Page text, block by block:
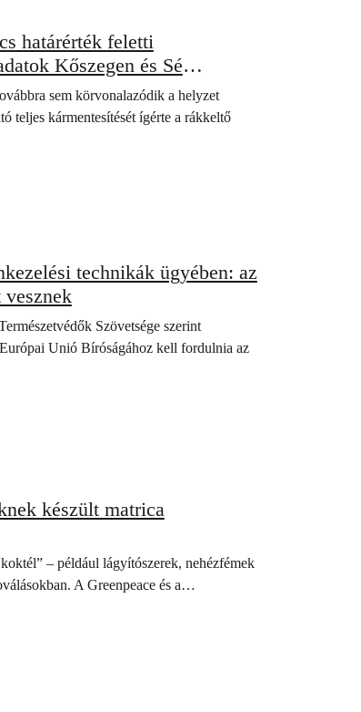
határérték feletti
Kőszegen és Sé
sem körvonalazódik a helyzet
teljes kármentesítését ígérte a rákkeltő
technikák ügyében: az
Szövetsége szerint
Unió Bíróságához kell fordulnia az
készült matrica
– például lágyítószerek, nehézfémek
A Greenpeace és a…